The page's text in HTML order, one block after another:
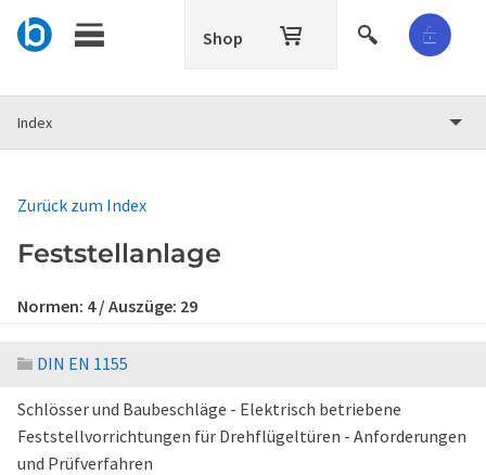
Shop
Index
Zurück zum Index
Feststellanlage
Normen: 4/ Auszüge: 29
DIN EN 1155
Schlösser und Baubeschläge - Elektrisch betriebene
Feststellvorrichtungen für Drehflügeltüren - Anforderungen
und Prüfverfahren